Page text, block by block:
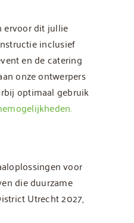
ervoor dit jullie
inclusief
en de catering
onze ontwerpers
optimaal gebruik
voor
die duurzame
Utrecht 2027,